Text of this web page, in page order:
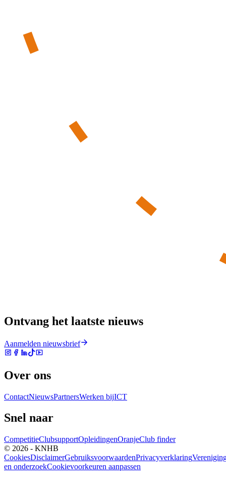
Ontvang het laatste nieuws
Aanmelden nieuwsbrief
Over ons
ContactNieuwsPartnersWerken bijICT
Snel naar
CompetitieClubsupportOpleidingenOranjeClub finder
© 2026 - KNHB
CookiesDisclaimerGebruiksvoorwaardenPrivacyverklaring
en onderzoekCookievoorkeuren aanpassen